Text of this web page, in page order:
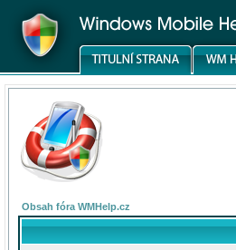
Obsah fóra WMHelp.cz